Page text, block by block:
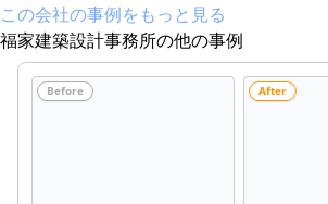
この会社の事例をもっと見る
福家建築設計事務所の他の事例
Before After